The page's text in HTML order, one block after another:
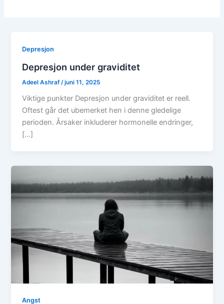
Depresjon
Depresjon under graviditet
Adeel Ashraf /juni 11, 2025
Viktige punkter Depresjon under graviditet er reell.
Oftest går det ubemerket hen i denne gledelige
perioden. Årsaker inkluderer hormonelle endringer,
[…]
Angst